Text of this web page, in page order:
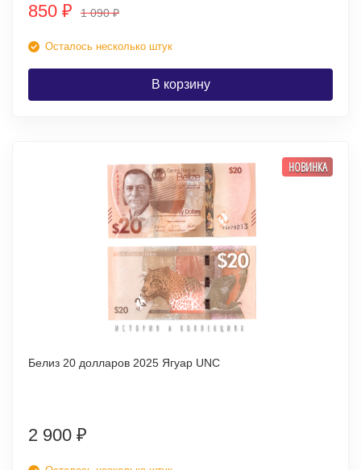
850 ₽ 1 090₽
Осталось несколько штук
В корзину
НОВИНКА
Белиз 20 долларов 2025 Ягуар UNC
2 900 ₽